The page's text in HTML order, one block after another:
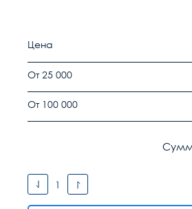
Цена
От 25 000
От 100 000